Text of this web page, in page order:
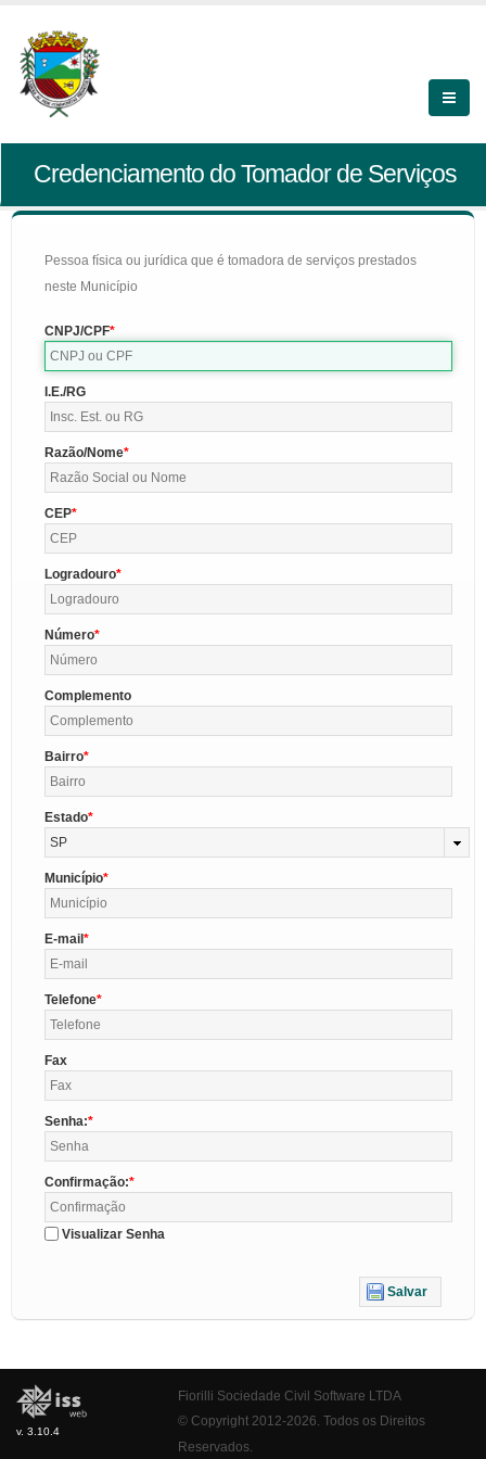
Credenciamento do Tomador de Serviços
Pessoa física ou jurídica que é tomadora de serviços prestados
neste Município
CNPJ/CPF
I.E./RG
Razão/Nome
CEP
Logradouro
Número
Complemento
Bairro
Estado
SP
Município
E-mail
Telefone
Fax
Senha:
Confirmação:
Visualizar Senha
Salvar
v. 3.10.4
Fiorilli Sociedade Civil Software LTDA
© Copyright 2012-2026. Todos os Direitos
Reservados.